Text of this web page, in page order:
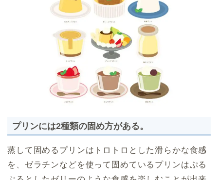
プリンには2種類の固め方がある。
蒸して固めるプリンはトロトロとした滑らかな食感
を、ゼラチンなどを使って固めているプリンはぷる